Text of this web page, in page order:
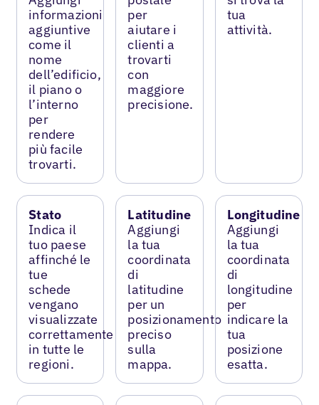
informazioni
aggiuntive
come il
nome
dell’edificio,
il piano o
l’interno
per
rendere
più facile
trovarti.
per
aiutare i
clienti a
trovarti
con
maggiore
precisione.
tua
attività.
Stato
Indica il
tuo paese
affinché le
tue
schede
vengano
visualizzate
correttamente
in tutte le
regioni.
Latitudine
Aggiungi
la tua
coordinata
di
latitudine
per un
posizionamento
preciso
sulla
mappa.
Longitudine
Aggiungi
la tua
coordinata
di
longitudine
per
indicare la
tua
posizione
esatta.